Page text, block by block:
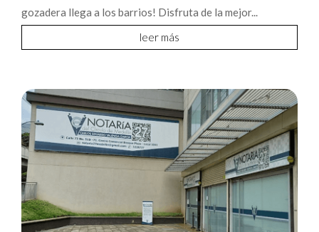
gozadera llega a los barrios! Disfruta de la mejor...
leer más